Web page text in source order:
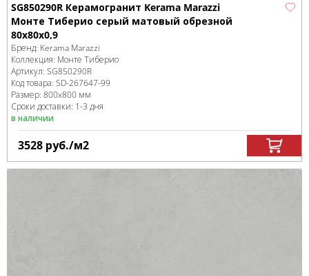
SG850290R Керамогранит Kerama Marazzi
Монте Тиберио серый матовый обрезной
80x80x0,9
Бренд: Kerama Marazzi
Коллекция: Монте Тиберио
Артикул: SG850290R
Код товара: SD-267647-99
Размер: 800x800 мм
Сроки доставки: 1-3 дня
в наличии
3528 руб./м2